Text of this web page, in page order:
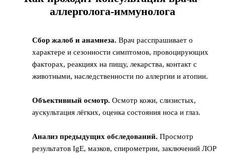
аллерголога-иммунолога
Сбор жалоб и анамнеза. Врач расспрашивает о
характере и сезонности симптомов, провоцирующих
факторах, реакциях на пищу, лекарства, контакт с
животными, наследственности по аллергии и атопии.
Объективный осмотр. Осмотр кожи, слизистых,
аускультация лёгких, оценка состояния носа и глаз.
Анализ предыдущих обследований. Просмотр
результатов IgE, мазков, спирометрии, заключений ЛОР